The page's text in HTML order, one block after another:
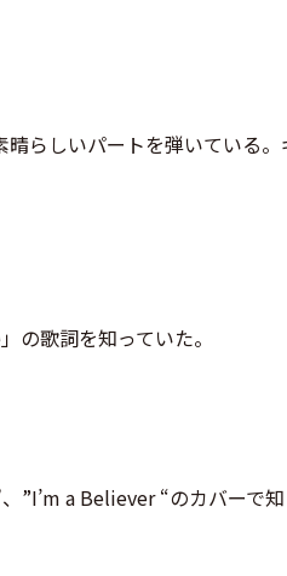
らしいパートを弾いている。
歌詞を知っていた。
”I’m a Believer “のカバーで